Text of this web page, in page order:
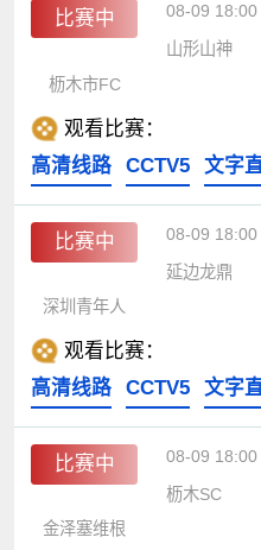
比赛中 08-09 18:00
山形山神
枥木市FC
观看比赛：
高清线路
CCTV5 文字
比赛中 08-09 18:00
延边龙鼎
深圳青年人
观看比赛：
高清线路
CCTV5 文字
比赛中 08-09 18:00
枥木SC
金泽塞维根